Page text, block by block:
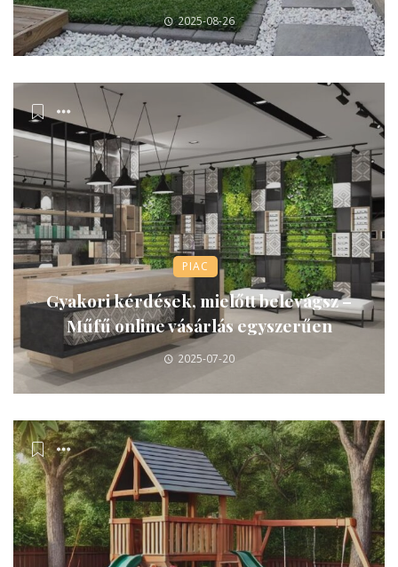
2025-08-26
PIAC
Gyakori kérdések, mielőtt belevágsz –
Műfű online vásárlás egyszerűen
2025-07-20